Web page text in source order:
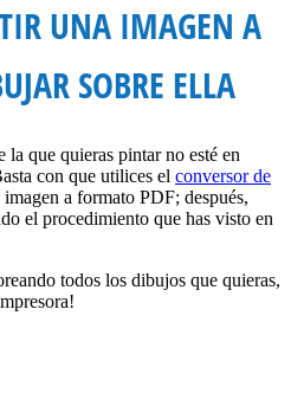
UNA IMAGEN A
SOBRE ELLA
la que quieras pintar no esté en
con que utilices el conversor de
a formato PDF; después,
el procedimiento que has visto en
todos los dibujos que quieras,